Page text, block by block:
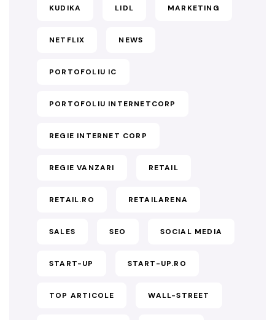
KUDIKA LIDL MARKETING
NETFLIX NEWS
PORTOFOLIU IC
PORTOFOLIU INTERNETCORP
REGIE INTERNET CORP
REGIE VANZARI RETAIL
RETAIL.RO RETAILARENA
SALES SEO SOCIAL MEDIA
START-UP START-UP.RO
TOP ARTICOLE WALL-STREET